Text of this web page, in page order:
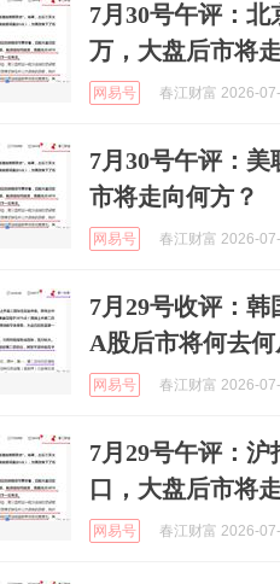
7月30号午评：
万，大盘后市将
网易号 春江财富 2026-
7月30号午评：
市将走向何方？
网易号 春江财富 2026-
7月29号收评：韩
A股后市将何去何
网易号 春江财富 2026-
7月29号午评：沪
口，大盘后市将
网易号 春江财富 2026-